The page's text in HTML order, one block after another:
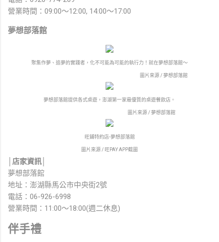
營業時間：09:00～12:00, 14:00～17:00
夢想部落館
聚集作夢、追夢的實踐者，化不可能為可能的執行力！就在夢想部落館～
圖片來源 / 夢想部落館
夢想部落館提供各式桌遊，澎湖第一家最優質的桌遊餐飲店。
圖片來源 / 夢想部落館
旺鋪特約店-夢想部落館
圖片來源 / 旺PAY APP截圖
│店家資訊│
夢想部落館
地址：澎湖縣馬公市中央街2號
電話：06-926-6998
營業時間：11:00～18:00(週二休息)
伴手禮